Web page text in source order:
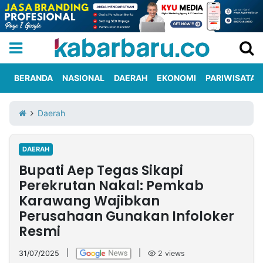
Iklan
Berita
Kami
Nasional
International
Olahraga
Entertainment
Daerah
Pariwisata
Kuliner
Kolom
Network
TREETAN
BERANDA NASIONAL DAERAH EKONOMI PARIWISATA
Daerah
DAERAH
Bupati Aep Tegas Sikapi
Perekrutan Nakal: Pemkab
Karawang Wajibkan
Perusahaan Gunakan Infoloker
Resmi
31/07/2025 2 views